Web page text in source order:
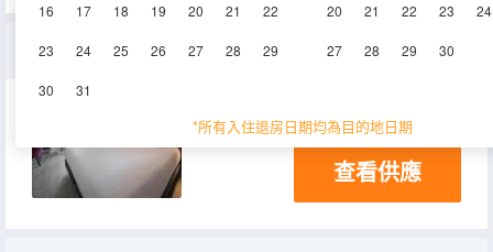
16 17 18 19 20 21 22
23 24 25 26 27 28 29
30 31
20 21 22 23 24
27 28 29 30
*所有入住退房日期均為目的地日期
美景小型套房
33㎡ 空調 電視機
查看供應